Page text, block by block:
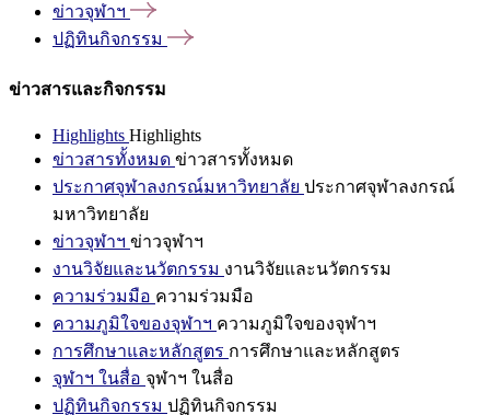
ข่าวจุฬาฯ
ปฏิทินกิจกรรม
ข่าวสารและกิจกรรม
Highlights Highlights
ข่าวสารทั้งหมด ข่าวสารทั้งหมด
ประกาศจุฬาลงกรณ์มหาวิทยาลัย ประกาศจุฬาลงกรณ์
มหาวิทยาลัย
ข่าวจุฬาฯ ข่าวจุฬาฯ
งานวิจัยและนวัตกรรม งานวิจัยและนวัตกรรม
ความร่วมมือ ความร่วมมือ
ความภูมิใจของจุฬาฯ ความภูมิใจของจุฬาฯ
การศึกษาและหลักสูตร การศึกษาและหลักสูตร
จุฬาฯ ในสื่อ จุฬาฯ ในสื่อ
ปฏิทินกิจกรรม ปฏิทินกิจกรรม